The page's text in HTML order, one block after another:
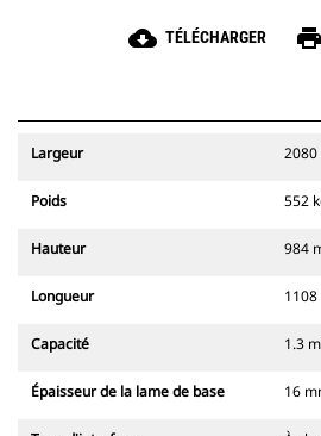
cloud_download TÉLÉCHARGER print
Largeur
Poids 552
Hauteur 984
Longueur
Capacité 1.3
Épaisseur de la lame de base 16